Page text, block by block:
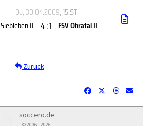
Do, 30.04.2009, 15.ST
Siebleben II 4 : 1 FSV Ohratal II
Zurück
soccero.de
© 2006 - 2026